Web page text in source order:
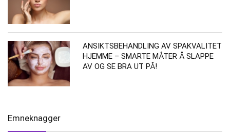
ANSIKTSBEHANDLING AV SPAKVALITET
HJEMME – SMARTE MÅTER Å SLAPPE
AV OG SE BRA UT PÅ!
Emneknagger